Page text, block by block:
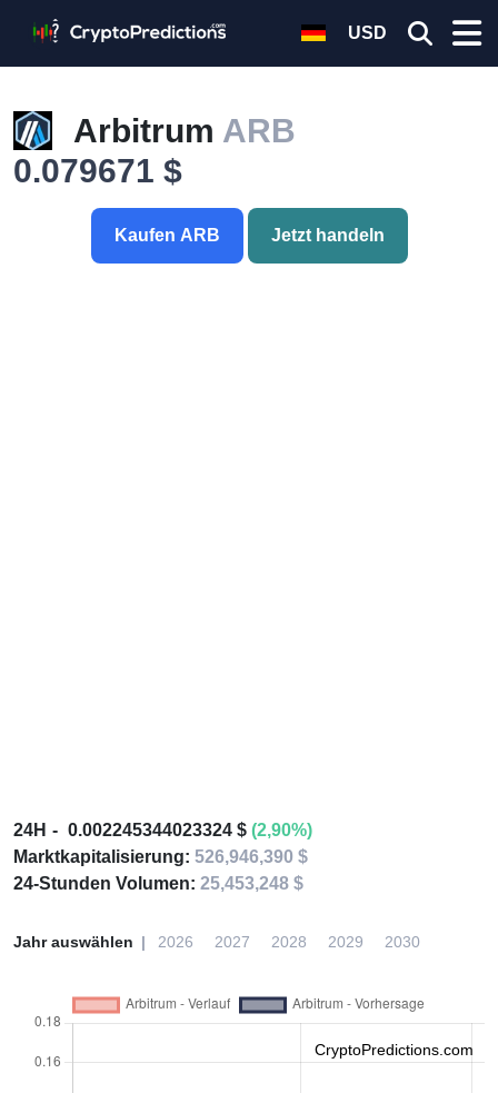
USD
Arbitrum ARB
0.079671 $
Kaufen ARB Jetzt handeln
24H 0.002245344023324 $ (2,90%)
Marktkapitalisierung: 526,946,390 $
24-Stunden Volumen: 25,453,248 $
Jahr auswählen 2026 2027 2028 2029 2030
CryptoPredictions.com